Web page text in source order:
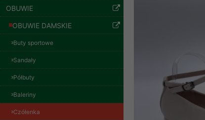
OBUWIE
OBUWIE DAMSKIE
Buty sportowe
Sandały
Półbuty
Baleriny
CzółenkaSpodnie damskie